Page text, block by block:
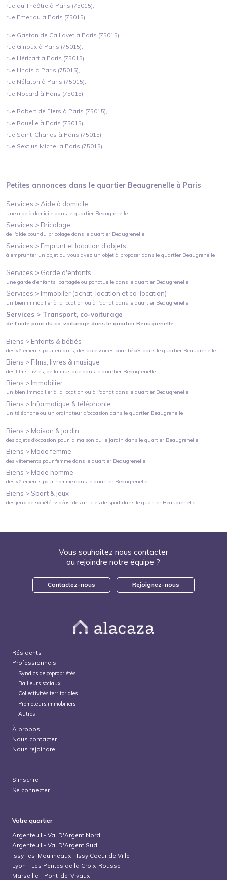
rue du Théâtre à Paris (75015),
rue Emeriau à Paris (75015),
rue Gaston de Caillavet à Paris (75015),
rue Ginoux à Paris (75015),
rue Héricart à Paris (75015),
rue Linois à Paris (75015),
rue Nélaton à Paris (75015),
rue Nocard à Paris (75015),
rue Robert de Flers à Paris (75015),
rue Rouelle à Paris (75015),
rue Saint-Charles à Paris (75015),
rue Sextius Michel à Paris (75015),
Petites annonces dans le quartier Beaugrenelle à Paris
Services > Aide à domicile
une aide à domicile dans le quartier Beaugrenelle
Services > Bricolage
de l'aide pour du bricolage dans le quartier Beaugrenelle
Services > Emprunt et location d'objets
à emprunter un objet ou vous avez un objet à proposer dans le quartier Beaugrenelle
Services > Garde d'enfants
une garde d'enfants, partagée ou ponctuelle dans le quartier Beaugrenelle
Services > Immobiler (achat, location et co-location)
un bien immobilier à la location ou à l'achat dans le quartier Beaugrenelle
Services > Transport, co-voiturage
de l'aide pour du co-voiturage dans le quartierBeaugrenelle
Biens > Enfants & bébés
des vêtements pour enfants, des accessoires pour bébés dans le quartier Beaugrenelle
Biens > Films, livres & musique
des films, livres, de la musique dans le quartier Beaugrenelle
Biens > Immobilier
un bien immobilier à la location ou à l'achat dans le quartier Beaugrenelle
Biens > Informatique & téléphonie
un téléphone ou un ordinateur d'occasion dans le quartier Beaugrenelle
Biens > Maison & jardin
des objets d'occasion pour la maison ou le jardin dans le quartier Beaugrenelle
Biens > Mode femme
des vêtements pour femme dans le quartier Beaugrenelle
Biens > Mode homme
des vêtements pour homme dans le quartier Beaugrenelle
Biens > Sport & jeux
des jeux de société, vidéos, des articles de sport dans le quartier Beaugrenelle
Vous souhaitez nous contacter
ou rejoindre notre équipe ?
Contactez-nous Rejoignez-nous
Résidents
Professionnels
Syndics de copropriétés
Bailleurs sociaux
Collectivités territoriales
Promoteurs immobiliers
Autres
À propos
Nous contacter
Nous rejoindre
S'inscrire
Se connecter
Votre quartier
Argenteuil -Val D'Argent Nord
Argenteuil -Val D'Argent Sud
Issy-les-Moulineaux - Issy Coeur de Ville
Lyon - Les Pentes de la Croix-Rousse
Marseille - Pont-de-Vivaux